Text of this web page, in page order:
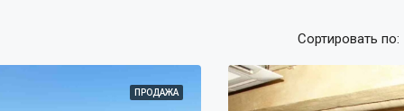
Сортировать по:
ПРОДАЖА